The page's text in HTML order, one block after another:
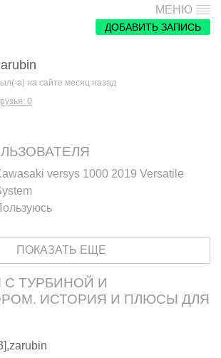
МЕНЮ
ДОБАВИТЬ ЗАПИСЬ
а) на сайте месяц назад
0
versys 1000 2019 Versatile
ПОКАЗАТЬ ЕЩЕ
ТУРБИНОЙ И
ИСТОРИЯ И ПЛЮСЫ ДЛЯ
zarubin